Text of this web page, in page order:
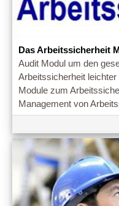
Das Arbeitssicherheit
Audit Modul um den
Arbeitssicherheit
Module zum
Management von